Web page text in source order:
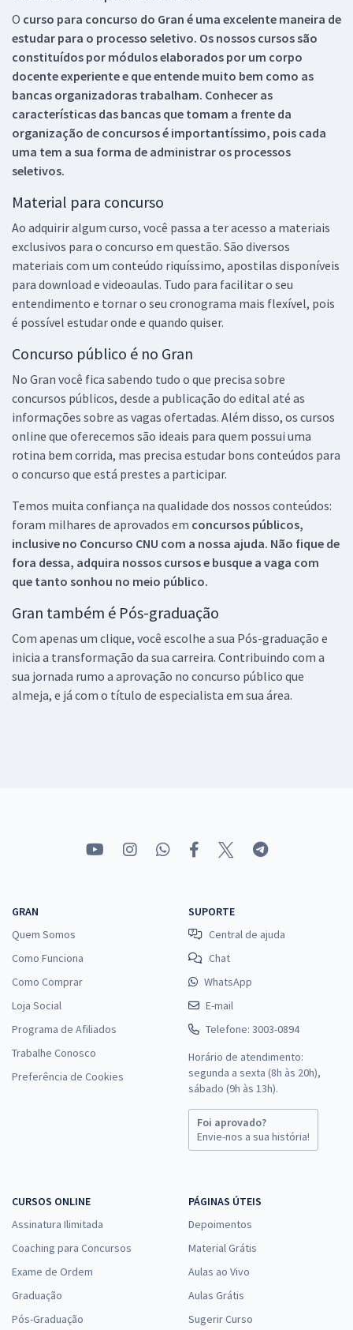
O curso para concurso do Gran é uma excelente maneira de
estudar para o processo seletivo. Os nossos cursos são
constituídos por módulos elaborados por um corpo
docente experiente e que entende muito bem como as
bancas organizadoras trabalham. Conhecer as
características das bancas que tomam a frente da
organização de concursos é importantíssimo, pois cada
uma tem a sua forma de administrar os processos
seletivos.
Material para concurso
Ao adquirir algum curso, você passa a ter acesso a materiais
exclusivos para o concurso em questão. São diversos
materiais com um conteúdo riquíssimo, apostilas disponíveis
para download e videoaulas. Tudo para facilitar o seu
entendimento e tornar o seu cronograma mais flexível, pois
é possível estudar onde e quando quiser.
Concurso público é no Gran
No Gran você fica sabendo tudo o que precisa sobre
concursos públicos, desde a publicação do edital até as
informações sobre as vagas ofertadas. Além disso, os cursos
online que oferecemos são ideais para quem possui uma
rotina bem corrida, mas precisa estudar bons conteúdos para
o concurso que está prestes a participar.
Temos muita confiança na qualidade dos nossos conteúdos:
foram milhares de aprovados em concursos públicos,
inclusive no Concurso CNU com a nossa ajuda. Não fique de
fora dessa, adquira nossos cursos e busque a vaga com
que tanto sonhou no meio público.
Gran também é Pós-graduação
Com apenas um clique, você escolhe a sua Pós-graduação e
inicia a transformação da sua carreira. Contribuindo com a
sua jornada rumo a aprovação no concurso público que
almeja, e já com o título de especialista em sua área.
GRAN
Quem Somos
Como Funciona
Como Comprar
Loja Social
Programa de Afiliados
Trabalhe Conosco
Preferência de Cookies
SUPORTE
Central de ajuda
Chat
WhatsApp
E-mail
Telefone: 3003-0894
Horário de atendimento:
segunda a sexta (8h às 20h),
sábado (9h às 13h).
Foi aprovado?
Envie-nos a sua história!
CURSOS ONLINE
Assinatura Ilimitada
Coaching para Concursos
Exame de Ordem
Graduação
Pós-Graduação
PÁGINAS ÚTEIS
Depoimentos
Material Grátis
Aulas ao Vivo
Aulas Grátis
Sugerir Curso